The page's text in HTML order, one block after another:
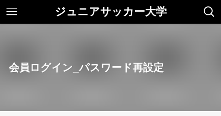
ジュニアサッカー大学
会員ログイン_パスワード再設定